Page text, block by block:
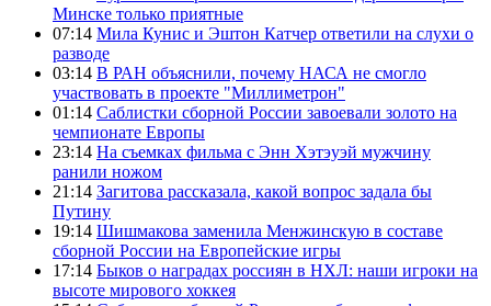
Минске только приятные
07:14 Мила Кунис и Эштон Катчер ответили на слухи о
разводе
03:14 В РАН объяснили, почему НАСА не смогло
участвовать в проекте "Миллиметрон"
01:14 Саблистки сборной России завоевали золото на
чемпионате Европы
23:14 На съемках фильма с Энн Хэтэуэй мужчину
ранили ножом
21:14 Загитова рассказала, какой вопрос задала бы
Путину
19:14 Шишмакова заменила Менжинскую в составе
сборной России на Европейские игры
17:14 Быков о наградах россиян в НХЛ: наши игроки на
высоте мирового хоккея